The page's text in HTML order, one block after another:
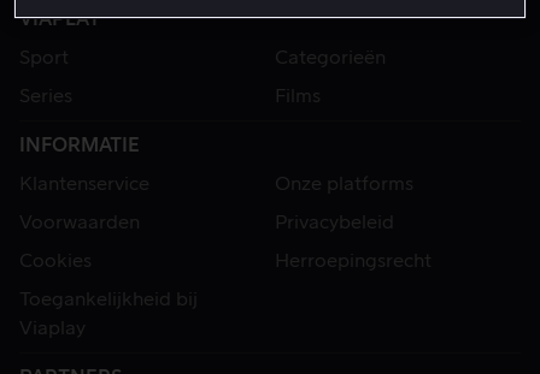
VIAPLAY
Sport
Categorieën
Series
Films
INFORMATIE
Klantenservice
Onze platforms
Voorwaarden
Privacybeleid
Cookies
Herroepingsrecht
Toegankelijkheid bij
Viaplay